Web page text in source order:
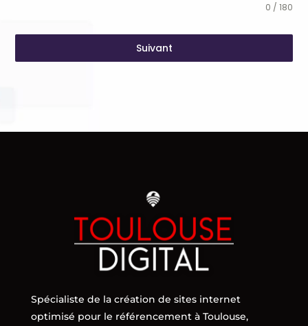
0 / 180
Suivant
Spécialiste de la création de sites internet
optimisé pour le référencement à Toulouse,